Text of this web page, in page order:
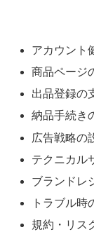
アカウント
商品ページ
出品登録の
納品手続き
広告戦略の
テクニカル
ブランドレ
トラブル時
規約・リス